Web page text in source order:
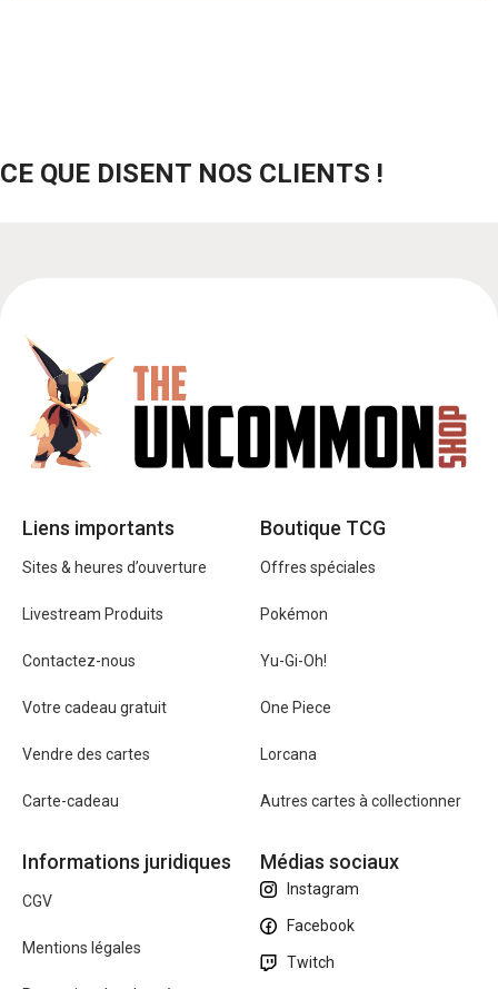
CE QUE DISENT NOS CLIENTS !
Liens importants
Sites & heures d’ouverture
Livestream Produits
Contactez-nous
Votre cadeau gratuit
Vendre des cartes
Carte-cadeau
Boutique TCG
Offres spéciales
Pokémon
Yu-Gi-Oh!
One Piece
Lorcana
Autres cartes à collectionner
Informations juridiques
CGV
Mentions légales
Médias sociaux
Instagram
Facebook
Twitch